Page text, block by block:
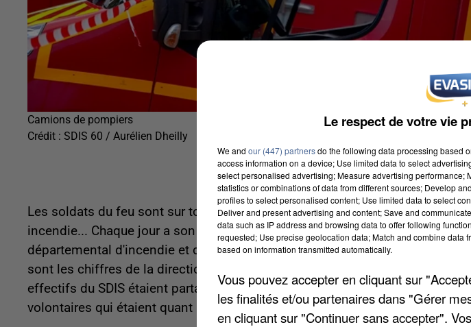
Camions de pompiers
Crédit : SDIS 60 / Aurélien Dheilly
Les soldats du feu sont sur tous les fronts : accidents de la route, secours
incendie... Chaque jour a son lot d'interventions. Dans les Yvelines en 2022,
départemental d'incendie et de secours (SDIS) ont été sur le terrain pas
sont les chiffres de la direction générale de la sécurité civile. Par ailleurs,
effectifs du SDIS étaient partagés entre les pompiers professionnels, au
volontaires qui étaient quant à eux 2.257.
Le respect de votre vie
We and our (447) partnersdo the following data processing based
access information on a device; Use limited data to select
select personalised advertising; Measure advertising
statistics or combinations of data from different sources; Develop
profiles to select personalised content; Use limited data to select
Deliver and present advertising and content; Save and
data such as IP address and browsing data to offer following
requested; Use precise geolocation data; Match and combine data
based on information transmitted automatically.
Vous pouvez accepter en cliquant sur
les finalités et/ou partenaires dans "Gérer
en cliquant sur "Continuer sans accepter".